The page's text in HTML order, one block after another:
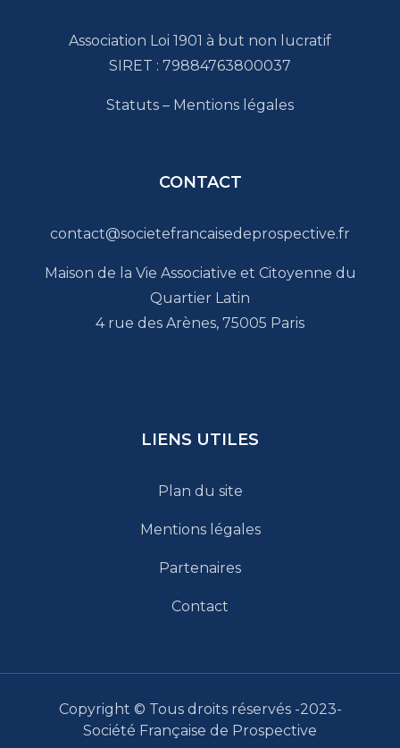
Association Loi 1901 à but non lucratif
SIRET : 79884763800037
Statuts – Mentions légales
CONTACT
contact@societefrancaisedeprospective.fr
Maison de la Vie Associative et Citoyenne du
Quartier Latin
4 rue des Arènes, 75005 Paris
LIENS UTILES
Plan du site
Mentions légales
Partenaires
Contact
Copyright © Tous droits réservés -2023-
Société Française de Prospective